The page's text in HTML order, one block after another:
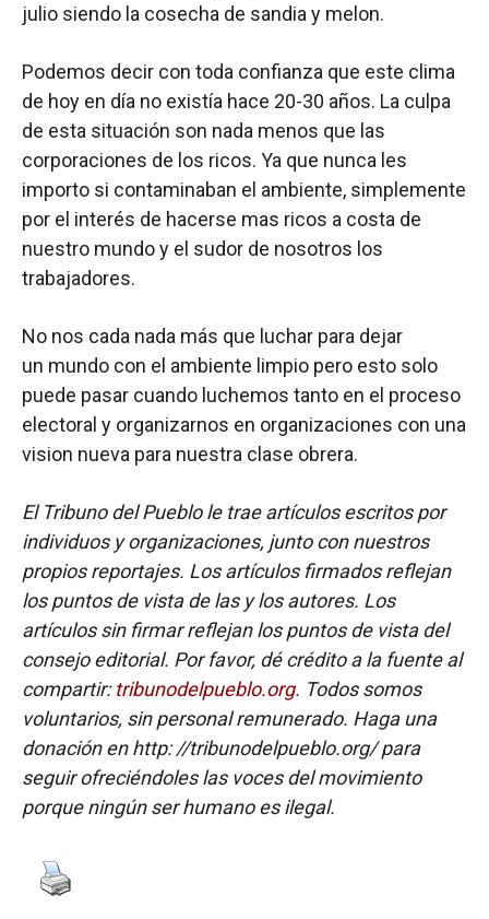
julio siendo la cosecha de sandia y melon.
Podemos decir con toda confianza que este clima
de hoy en día no existía hace 20-30 años. La culpa
de esta situación son nada menos que las
corporaciones de los ricos. Ya que nunca les
importo si contaminaban el ambiente, simplemente
por el interés de hacerse mas ricos a costa de
nuestro mundo y el sudor de nosotros los
trabajadores.
No nos cada nada más que luchar para dejar
un mundo con el ambiente limpio pero esto solo
puede pasar cuando luchemos tanto en el proceso
electoral y organizarnos en organizaciones con una
vision nueva para nuestra clase obrera.
El Tribuno del Pueblo le trae artículos escritos por
individuos y organizaciones, junto con nuestros
propios reportajes. Los artículos firmados reflejan
los puntos de vista de las y los autores. Los
artículos sin firmar reflejan los puntos de vista del
consejo editorial. Por favor, dé crédito a la fuente al
compartir:tribunodelpueblo.org. Todos somos
voluntarios, sin personal remunerado. Haga una
donación en http: //tribunodelpueblo.org/ para
seguir ofreciéndoles las voces del movimiento
porque ningún ser humano es ilegal.